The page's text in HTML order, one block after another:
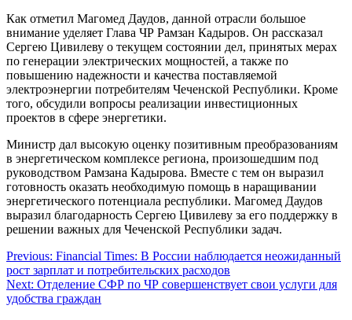
Как отметил Магомед Даудов, данной отрасли большое
внимание уделяет Глава ЧР Рамзан Кадыров. Он рассказал
Сергею Цивилеву о текущем состоянии дел, принятых мерах
по генерации электрических мощностей, а также по
повышению надежности и качества поставляемой
электроэнергии потребителям Чеченской Республики. Кроме
того, обсудили вопросы реализации инвестиционных
проектов в сфере энергетики.
Министр дал высокую оценку позитивным преобразованиям
в энергетическом комплексе региона, произошедшим под
руководством Рамзана Кадырова. Вместе с тем он выразил
готовность оказать необходимую помощь в наращивании
энергетического потенциала республики. Магомед Даудов
выразил благодарность Сергею Цивилеву за его поддержку в
решении важных для Чеченской Республики задач.
Навигация
по
записям
Previous: Financial Times: В России наблюдается неожиданный
рост зарплат и потребительских расходов
Next: Отделение СФР по ЧР совершенствует свои услуги для
удобства граждан